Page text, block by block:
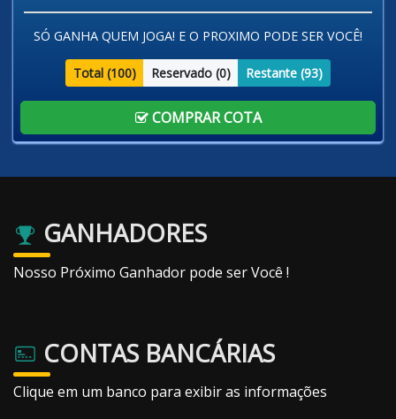
SÓ GANHA QUEM JOGA! E O PROXIMO PODE SER VOCÊ!
Total (100) Reservado (0) Restante (93)
COMPRAR COTA
GANHADORES
Nosso Próximo Ganhador pode ser Você !
CONTAS BANCÁRIAS
Clique em um banco para exibir as informações